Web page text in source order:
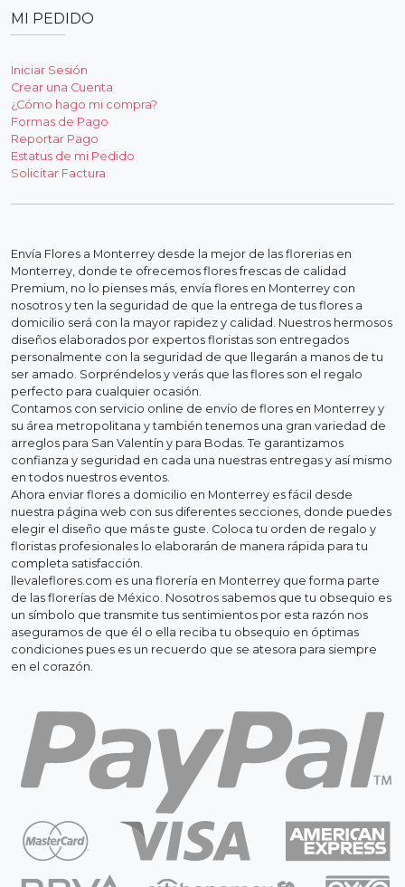
MI PEDIDO
Iniciar Sesión
Crear una Cuenta
¿Cómo hago mi compra?
Formas de Pago
Reportar Pago
Estatus de mi Pedido
Solicitar Factura
Envía Flores a Monterrey desde la mejor de las florerias en
Monterrey, donde te ofrecemos flores frescas de calidad
Premium, no lo pienses más, envía flores en Monterrey con
nosotros y ten la seguridad de que la entrega de tus flores a
domicilio será con la mayor rapidez y calidad. Nuestros hermosos
diseños elaborados por expertos floristas son entregados
personalmente con la seguridad de que llegarán a manos de tu
ser amado. Sorpréndelos y verás que las flores son el regalo
perfecto para cualquier ocasión.
Contamos con servicio online de envío de flores en Monterrey y
su área metropolitana y también tenemos una gran variedad de
arreglos para San Valentín y para Bodas. Te garantizamos
confianza y seguridad en cada una nuestras entregas y así mismo
en todos nuestros eventos.
Ahora enviar flores a domicilio en Monterrey es fácil desde
nuestra página web con sus diferentes secciones, donde puedes
elegir el diseño que más te guste. Coloca tu orden de regalo y
floristas profesionales lo elaborarán de manera rápida para tu
completa satisfacción.
llevaleflores.com es una florería en Monterrey que forma parte
de las florerías de México. Nosotros sabemos que tu obsequio es
un símbolo que transmite tus sentimientos por esta razón nos
aseguramos de que él o ella reciba tu obsequio en óptimas
condiciones pues es un recuerdo que se atesora para siempre
en el corazón.